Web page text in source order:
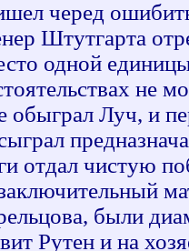
черед
Штутгарта
одной
не
обыграл Луч, и
отдал чистую
были
Рутен и на